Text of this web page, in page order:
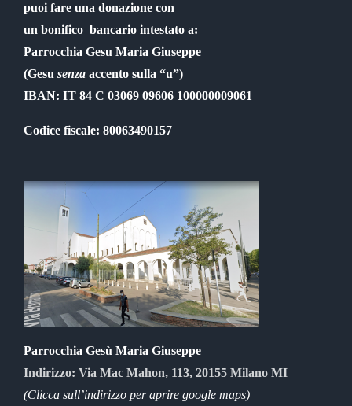
puoi fare una donazione con
un bonifico bancario intestato a:
Parrocchia Gesu Maria Giuseppe
(Gesu senza accento sulla “u”)
IBAN: IT 84 C 03069 09606 100000009061
Codice fiscale: 80063490157
Parrocchia Gesù Maria Giuseppe
Indirizzo: Via Mac Mahon, 113, 20155 Milano MI
(Clicca sull’indirizzo per aprire google maps)